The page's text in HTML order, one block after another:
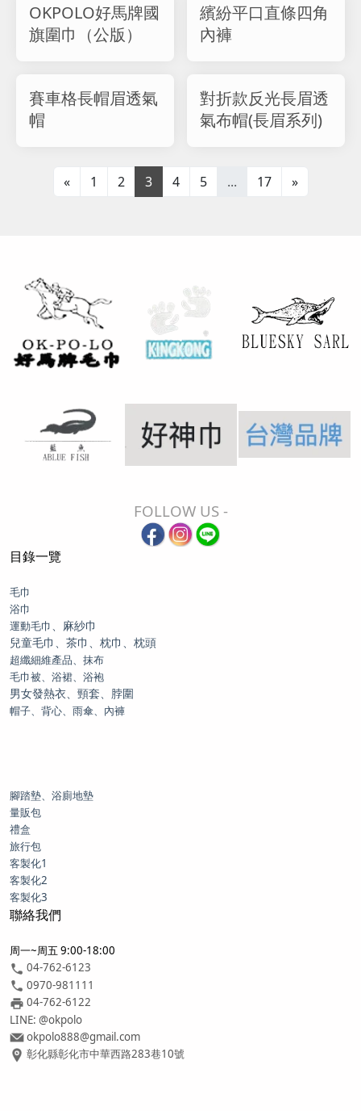
OKPOLO好馬牌國
旗圍巾（公版）
繽紛平口直條四角
內褲
賽車格長帽眉透氣
帽
對折款反光長眉透
氣布帽(長眉系列)
« 1 2 3 4 5 ... 17 »
FOLLOW US -
目錄一覽
毛巾
浴巾
運動毛巾、麻紗巾
兒童毛巾、茶巾、枕巾、枕頭
超纖細維產品、抹布
毛巾被、浴裙、浴袍
男女發熱衣、頸套、脖圍
帽子、背心、雨傘、內褲
腳踏墊、浴廁地墊
量販包
禮盒
旅行包
客製化1
客製化2
客製化3
聯絡我們
周一~周五 9:00-18:00
04-762-6123
0970-981111
04-762-6122
LINE: @okpolo
okpolo888@gmail.com
彰化縣彰化市中華西路283巷10號